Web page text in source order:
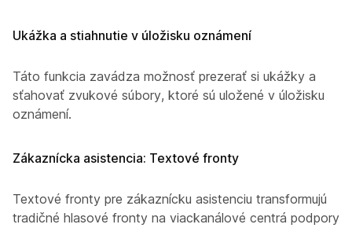
Ukážka a stiahnutie v úložisku oznámení
Táto funkcia zavádza možnosť prezerať si ukážky a
sťahovať zvukové súbory, ktoré sú uložené v úložisku
oznámení.
Zákaznícka asistencia: Textové fronty
Textové fronty pre zákaznícku asistenciu transformujú
tradičné hlasové fronty na viackanálové centrá podpory